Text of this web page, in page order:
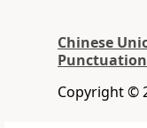
Chinese
Copyright ©